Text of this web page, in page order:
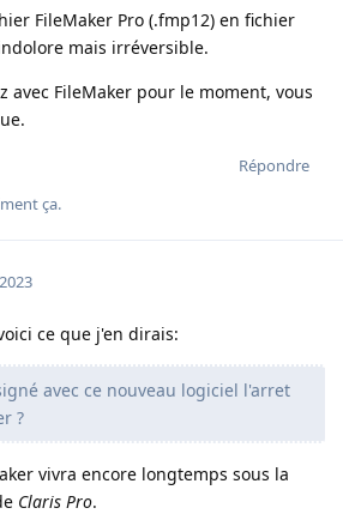
FileMaker Pro (.fmp12) en fichier
mais irréversible.
avec FileMaker pour le moment, vous
Répondre
ça.
ce que j'en dirais:
avec ce nouveau logiciel l'arret
?
vivra encore longtemps sous la
Claris Pro.